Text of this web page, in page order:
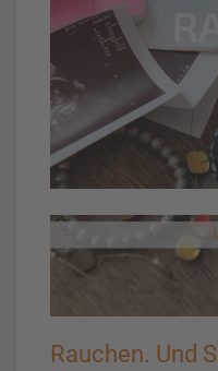
Rauchen. Und